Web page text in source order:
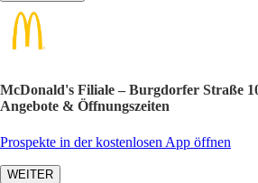
McDonald's Filiale – Burgdorfer Straße
Angebote & Öffnungszeiten
Prospekte in der kostenlosen App öffnen
WEITER